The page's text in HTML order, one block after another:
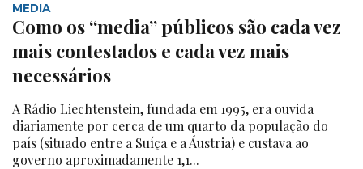
MEDIA
Como os “media” públicos são cada vez
mais contestados e cada vez mais
necessários
A Rádio Liechtenstein, fundada em 1995, era ouvida
diariamente por cerca de um quarto da população do
país (situado entre a Suíça e a Áustria) e custava ao
governo aproximadamente 1,1...